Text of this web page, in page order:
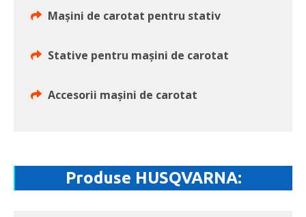
Mașini de carotat pentru stativ
Stative pentru mașini de carotat
Accesorii mașini de carotat
Produse HUSQVARNA: